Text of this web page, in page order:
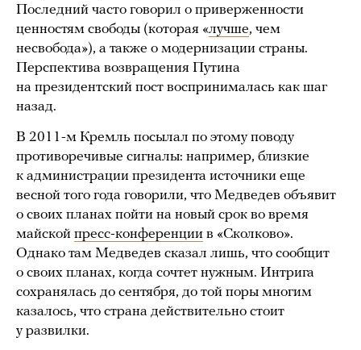
Последний часто говорил о приверженности
ценностям свободы (которая «лучше, чем
несвобода»), а также о модернизации страны.
Перспектива возвращения Путина
на президентский пост воспринималась как шаг
назад.
В 2011-м Кремль посылал по этому поводу
противоречивые сигналы: например, близкие
к администрации президента источники еще
весной того года говорили, что Медведев объявит
о своих планах пойти на новый срок во время
майской пресс-конференции в «Сколково».
Однако там Медведев сказал лишь, что сообщит
о своих планах, когда сочтет нужным. Интрига
сохранялась до сентября, до той поры многим
казалось, что страна действительно стоит
у развилки.